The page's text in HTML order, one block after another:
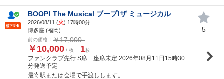
BOOP! The Musical ブープ!ザ ミュージカル
2026/08/11 (火) 17時00分
博多座 (福岡)
前の価格： ￥17,000
￥10,000 / 枚 1枚
ファンクラブ先行 S席 座席未定 2026年08月11日15時30
分発送予定
最寄駅または会場で手渡しします。 ...
5